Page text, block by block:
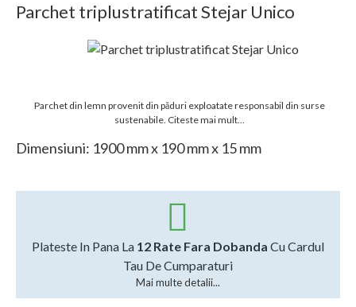
Parchet triplustratificat Stejar Unico
Dimensiuni: 1900 mm x 190 mm x 15 mm
Plateste In Pana La 12 Rate Fara Dobanda Cu Cardul
Tau De Cumparaturi
Mai multe detalii...
Parchet din lemn provenit din păduri exploatate responsabil din surse
sustenabile. Citeste mai mult...